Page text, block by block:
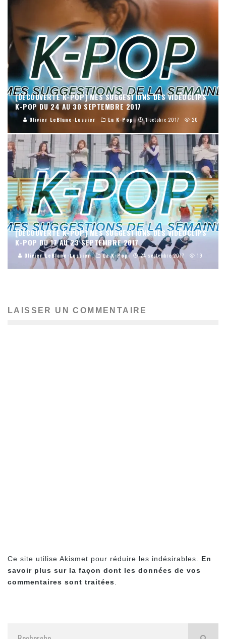
[DÉCOUVERTE K-POP] MES SUGGESTIONS DES VIDÉOCLIPS
K-POP DU 24 AU 30 SEPTEMBRE 2017
Olivier LeBlanc-Lussier La K-Pop 1 octobre 2017 20
[DÉCOUVERTE K-POP] MES SUGGESTIONS DES VIDÉOCLIPS
K-POP DU 17 AU 23 SEPTEMBRE 2017
Olivier LeBlanc-Lussier La K-Pop 24 septembre 2017 19
LAISSER UN COMMENTAIRE
Ce site utilise Akismet pour réduire les indésirables. En
savoir plus sur la façon dont les données de vos
commentaires sont traitées